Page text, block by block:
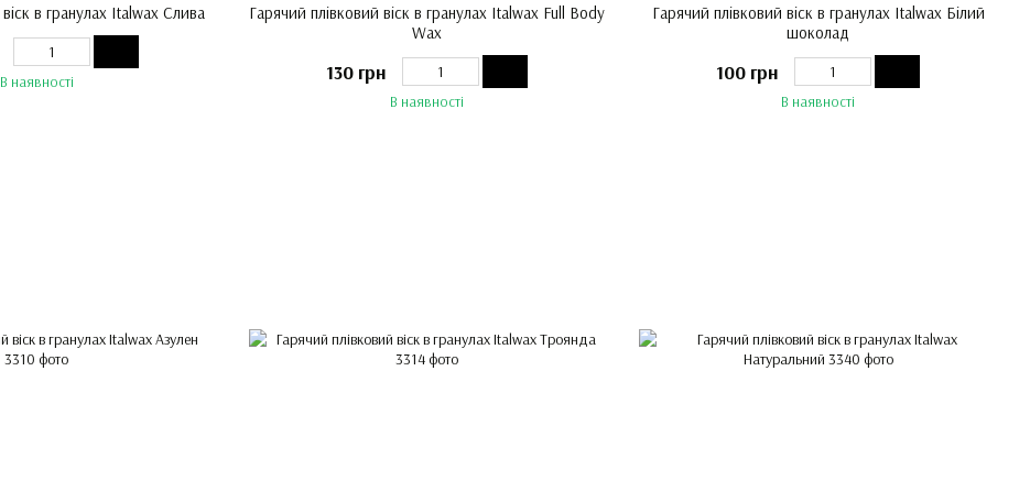
в гранулах Italwax Слива
В наявності
Гарячий плівковий віск в гранулах Italwax Full Body
Wax
130 грн
В наявності
Гарячий плівковий віск в гранулах Italwax Білий
шоколад
100 грн
В наявності